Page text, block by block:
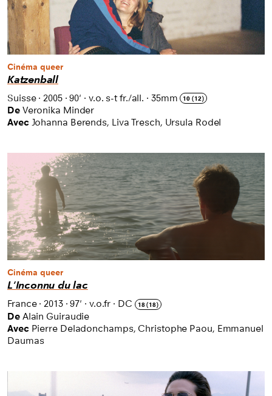
Cinéma queer
Katzenball
Suisse· 2005·90' · v.o. s-t fr./all. · 35mm 10 (12)
De Veronika Minder
Avec Johanna Berends, Liva Tresch, Ursula Rodel
Cinéma queer
L'Inconnu du lac
France·2013·97' · v.o.fr · DC 18 (18)
De Alain Guiraudie
Avec Pierre Deladonchamps, Christophe Paou, Emmanuel
Daumas